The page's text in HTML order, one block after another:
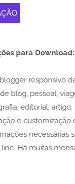
para Download:
responsivo
blog, pessoal,
editorial,
e
necessárias
Há muitas